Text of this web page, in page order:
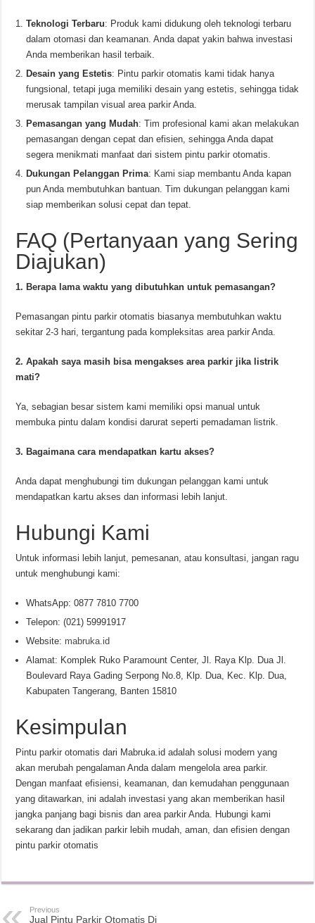
Teknologi Terbaru: Produk kami didukung oleh teknologi terbaru
dalam otomasi dan keamanan. Anda dapat yakin bahwa investasi
Anda memberikan hasil terbaik.
Desain yang Estetis: Pintu parkir otomatis kami tidak hanya
fungsional, tetapi juga memiliki desain yang estetis, sehingga tidak
merusak tampilan visual area parkir Anda.
Pemasangan yang Mudah: Tim profesional kami akan melakukan
pemasangan dengan cepat dan efisien, sehingga Anda dapat
segera menikmati manfaat dari sistem pintu parkir otomatis.
Dukungan Pelanggan Prima: Kami siap membantu Anda kapan
pun Anda membutuhkan bantuan. Tim dukungan pelanggan kami
siap memberikan solusi cepat dan tepat.
FAQ (Pertanyaan yang Sering
Diajukan)
1. Berapa lama waktu yang dibutuhkan untuk pemasangan?
Pemasangan pintu parkir otomatis biasanya membutuhkan waktu
sekitar 2-3 hari, tergantung pada kompleksitas area parkir Anda.
2. Apakah saya masih bisa mengakses area parkir jika listrik
mati?
Ya, sebagian besar sistem kami memiliki opsi manual untuk
membuka pintu dalam kondisi darurat seperti pemadaman listrik.
3. Bagaimana cara mendapatkan kartu akses?
Anda dapat menghubungi tim dukungan pelanggan kami untuk
mendapatkan kartu akses dan informasi lebih lanjut.
Hubungi Kami
Untuk informasi lebih lanjut, pemesanan, atau konsultasi, jangan ragu
untuk menghubungi kami:
WhatsApp: 0877 7810 7700
Telepon: (021) 59991917
Website: mabruka.id
Alamat: Komplek Ruko Paramount Center, Jl. Raya Klp. Dua Jl.
Boulevard Raya Gading Serpong No.8, Klp. Dua, Kec. Klp. Dua,
Kabupaten Tangerang, Banten 15810
Kesimpulan
Pintu parkir otomatis dari Mabruka.id adalah solusi modern yang
akan merubah pengalaman Anda dalam mengelola area parkir.
Dengan manfaat efisiensi, keamanan, dan kemudahan penggunaan
yang ditawarkan, ini adalah investasi yang akan memberikan hasil
jangka panjang bagi bisnis dan area parkir Anda. Hubungi kami
sekarang dan jadikan parkir lebih mudah, aman, dan efisien dengan
pintu parkir otomatis
Previous
Jual Pintu Parkir Otomatis Di